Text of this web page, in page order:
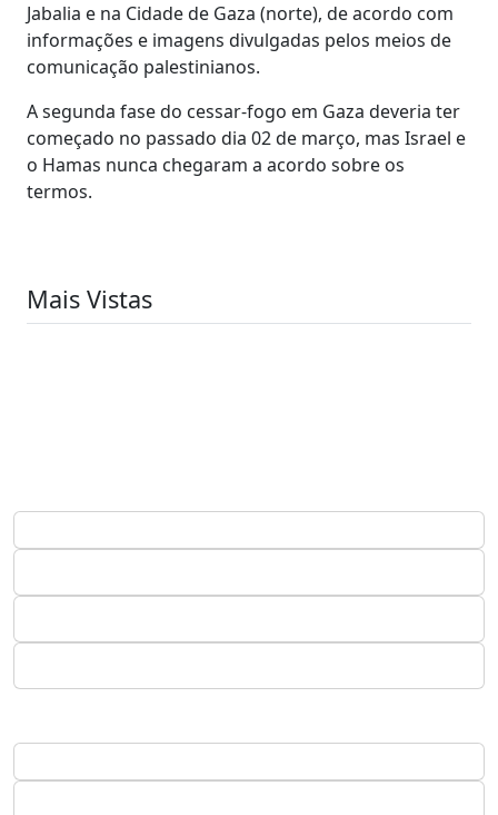
Jabalia e na Cidade de Gaza (norte), de acordo com
informações e imagens divulgadas pelos meios de
comunicação palestinianos.
A segunda fase do cessar-fogo em Gaza deveria ter
começado no passado dia 02 de março, mas Israel e
o Hamas nunca chegaram a acordo sobre os
termos.
Mais Vistas